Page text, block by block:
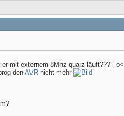
mit externem 8Mhz quarz läuft??? [-o<
den AVR nicht mehr